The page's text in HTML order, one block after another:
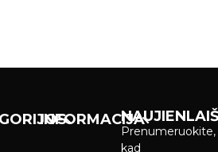
INFORMACIJA
Prenumeruokite,
kad